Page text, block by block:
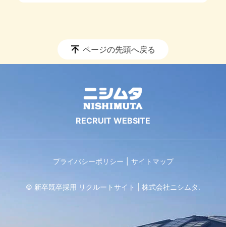
ページの先頭へ戻る
プライバシーポリシー サイトマップ
© 新卒既卒採用 リクルートサイト | 株式会社ニシムタ.